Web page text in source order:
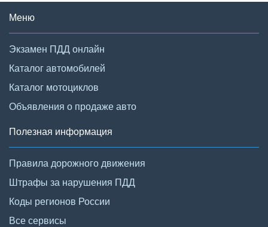
Меню
Экзамен ПДД онлайн
Каталог автомобилей
Каталог мотоциклов
Объявления о продаже авто
Полезная информация
Правила дорожного движения
Штрафы за нарушения ПДД
Коды регионов России
Все сервисы